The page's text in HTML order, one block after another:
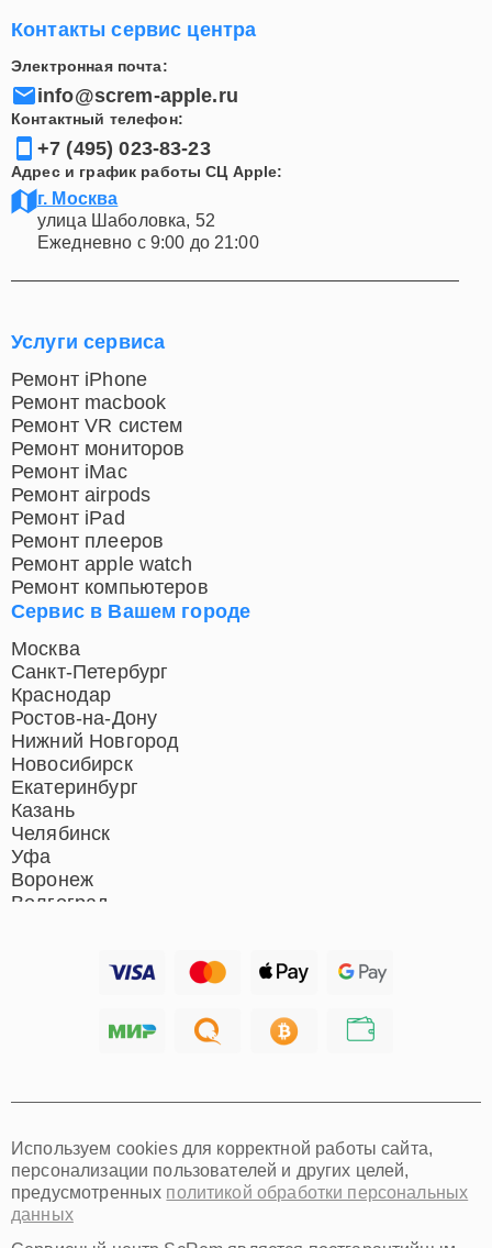
Контакты сервис центра
Электронная почта:
info@screm-apple.ru
Контактный телефон:
+7 (495) 023-83-23
Адрес и график работы СЦ Apple:
г. Москва
улица Шаболовка, 52
Ежедневно с 9:00 до 21:00
Сервис в Вашем городе
Москва
Санкт-Петербург
Краснодар
Ростов-на-Дону
Нижний Новгород
Новосибирск
Екатеринбург
Казань
Челябинск
Уфа
Воронеж
Волгоград
Хабаровск
Омск
Красноярск
Пермь
Ульяновск
Услуги сервиса
Ремонт iPhone
Ремонт macbook
Ремонт VR систем
Ремонт мониторов
Ремонт iMac
Ремонт airpods
Ремонт iPad
Ремонт плееров
Ремонт apple watch
Ремонт компьютеров
Используем cookies для корректной работы сайта,
персонализации пользователей и других целей,
предусмотренных политикой обработки персональных
данных